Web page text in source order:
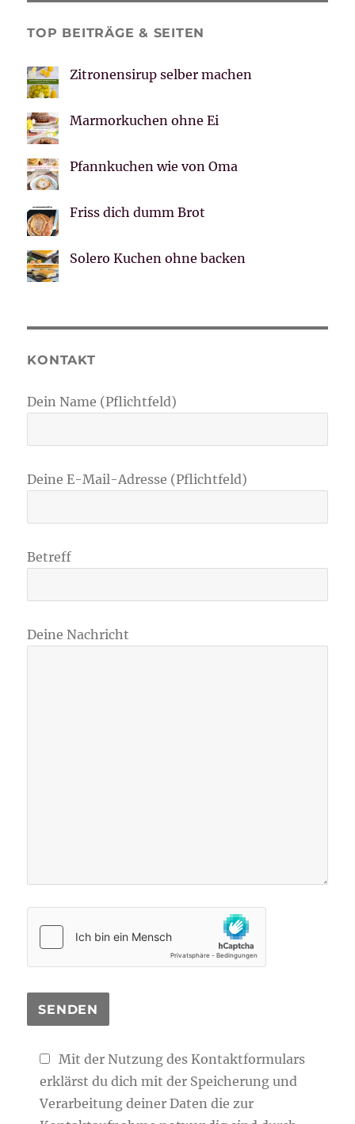
TOP BEITRÄGE & SEITEN
Zitronensirup selber machen
Marmorkuchen ohne Ei
Pfannkuchen wie von Oma
Friss dich dumm Brot
Solero Kuchen ohne backen
KONTAKT
Dein Name (Pflichtfeld)
Deine E-Mail-Adresse (Pflichtfeld)
Betreff
Deine Nachricht
Mit der Nutzung des Kontaktformulars
erklärst du dich mit der Speicherung und
Verarbeitung deiner Daten die zur